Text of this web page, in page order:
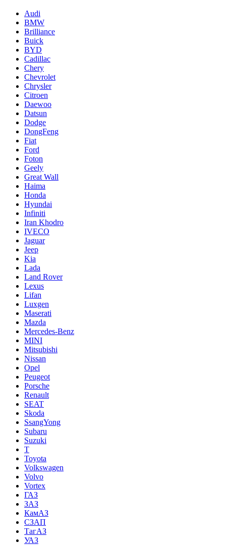
Audi
BMW
Brilliance
Buick
BYD
Cadillac
Chery
Chevrolet
Chrysler
Citroen
Daewoo
Datsun
Dodge
DongFeng
Fiat
Ford
Foton
Geely
Great Wall
Haima
Honda
Hyundai
Infiniti
Iran Khodro
IVECO
Jaguar
Jeep
Kia
Lada
Land Rover
Lexus
Lifan
Luxgen
Maserati
Mazda
Mercedes-Benz
MINI
Mitsubishi
Nissan
Opel
Peugeot
Porsche
Renault
SEAT
Skoda
SsangYong
Subaru
Suzuki
T
Toyota
Volkswagen
Volvo
Vortex
ГАЗ
ЗАЗ
КамАЗ
СЗАП
ТагАЗ
УАЗ